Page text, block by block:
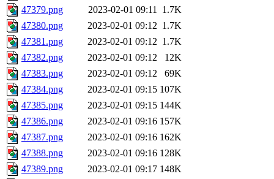
47379.png
2023-02-01 09:11 1.7K
47380.png
2023-02-01 09:12 1.7K
47381.png
2023-02-01 09:12 1.7K
47382.png
2023-02-01 09:12
12K
47383.png
2023-02-01 09:12
69K
47384.png
2023-02-01 09:15 107K
47385.png
2023-02-01 09:15 144K
47386.png
2023-02-01 09:16 157K
47387.png
2023-02-01 09:16 162K
47388.png
2023-02-01 09:16 128K
47389.png
2023-02-01 09:17 148K